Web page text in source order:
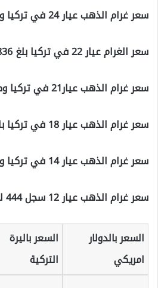
سعر غرام الذهب عيار 24 في تركيا وصل إلى 889 ليرة تركية.
سعر الغرام عيار 22 في تركيا بلغ 836 ليرة تركية.
سعر غرام الذهب عيار21 في تركيا وصل الى 778 ليرة.
سعر غرام الذهب عيار 18 في تركيا بلغ سعره 666 ليرة تركية.
سعر غرام الذهب عيار 14 في تركيا وصل الى 518 ليرة تركية.
سعر غرام الذهب عيار 12 سجل 444 ليرة.
السعر بالدولار
امريكي
السعر باليرة
التركية